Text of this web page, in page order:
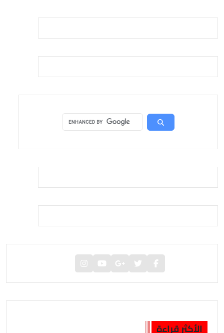
الأكثر قراءة